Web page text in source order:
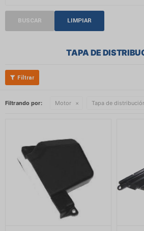
BUSCAR LIMPIAR
TAPA DE
Filtrando por: Motor Tapa de